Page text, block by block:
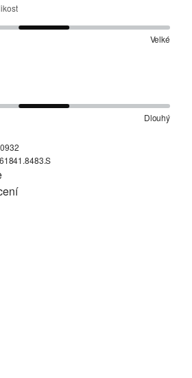
Velké
Dlouhý